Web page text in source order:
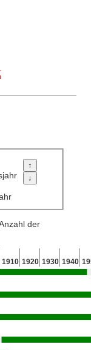
der
1910 1920 1930 1940